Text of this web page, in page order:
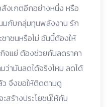
งเกตอีกอย่างหนึ่ง หรือ
มกับกลุ่มทุนพลังงาน รัก
าชนหรือไม่ อันนี้ต้องให้
จแย่ ต้องช่วยกันลดราคา
ว่ามันลดได้จริงไหม ลดได้
จึงขอให้ติดตามดู
สร้างประโยชน์ให้กับ